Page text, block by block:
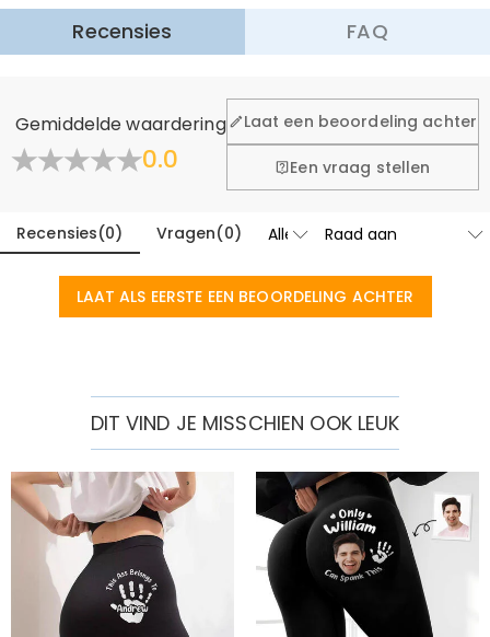
Meer informatie
winkelen, daarom bieden wij een eenvoudig 60-dagen
retour- en omruilbeleid.
Meer Informatie
Recensies FAQ
Gemiddelde waardering
0.0
Laat een beoordeling achter
Een vraag stellen
Recensies(0) Vragen(0)
LAAT ALS EERSTE EEN BEOORDELING ACHTER
DIT VIND JE MISSCHIEN OOK LEUK